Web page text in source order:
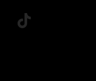
sur LinkedIn
nous sur
TikTok